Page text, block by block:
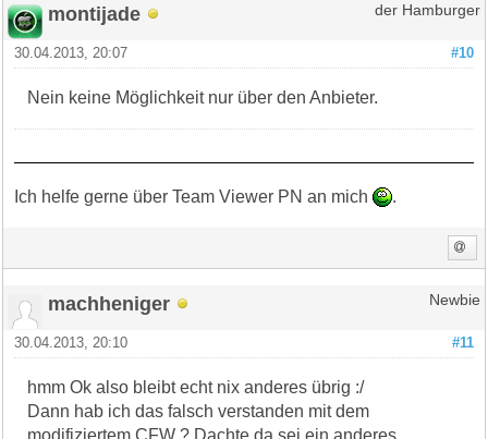
montijade der Hamburger
#10
30.04.2013, 20:07
Nein keine Möglichkeit nur über den Anbieter.
Ich helfe gerne über Team Viewer PN an mich .
machheniger Newbie
#11
30.04.2013, 20:10
hmm Ok also bleibt echt nix anderes übrig :/
Dann hab ich das falsch verstanden mit dem
modifiziertem CFW ? Dachte da sei ein anderes